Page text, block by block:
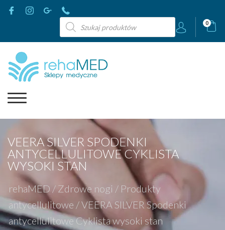
Wyszukiwarka
produktów
0
VEERA SILVER SPODENKI
ANTYCELLULITOWE CYKLISTA
WYSOKI STAN
rehaMED / Zdrowe nogi / Produkty
antycellulitowe /VEERA SILVER Spodenki
antycellulitowe Cyklista wysoki stan